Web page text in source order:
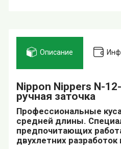
Описание
Nippon Nippers N-
ручная заточка
Профессиональные
средней длины.
предпочитающих
двухлетних